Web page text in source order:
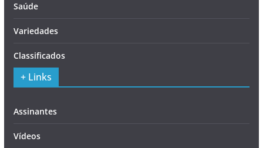
Saúde
Variedades
Classificados
+ Links
Assinantes
Vídeos